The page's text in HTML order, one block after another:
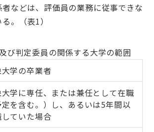
などは、評価員の業務に従事できな
。（表1）
び判定委員の関係する大学の範囲
学の卒業者
学に専任、または兼任として在職
定を含む。）し、あるいは5年間以
ていた場合